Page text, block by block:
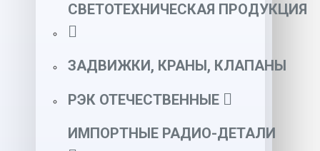
СВЕТОТЕХНИЧЕСКАЯ ПРОДУКЦИЯ
ЗАДВИЖКИ, КРАНЫ, КЛАПАНЫ
РЭК ОТЕЧЕСТВЕННЫЕ
ИМПОРТНЫЕ РАДИО-ДЕТАЛИ